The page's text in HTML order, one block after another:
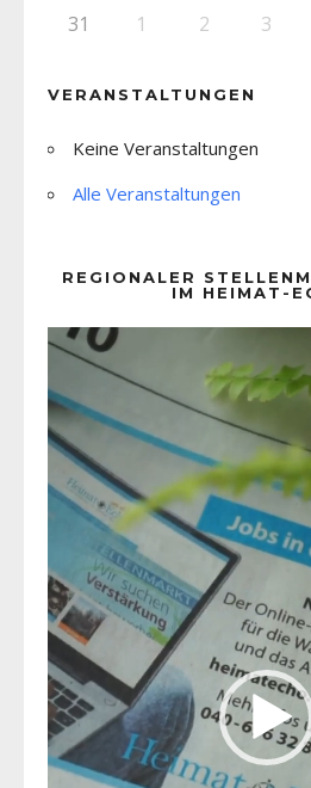
31 1 2 3
VERANSTALTUNGEN
Keine Veranstaltungen
Alle Veranstaltungen
REGIONALER
IM HEIMAT-